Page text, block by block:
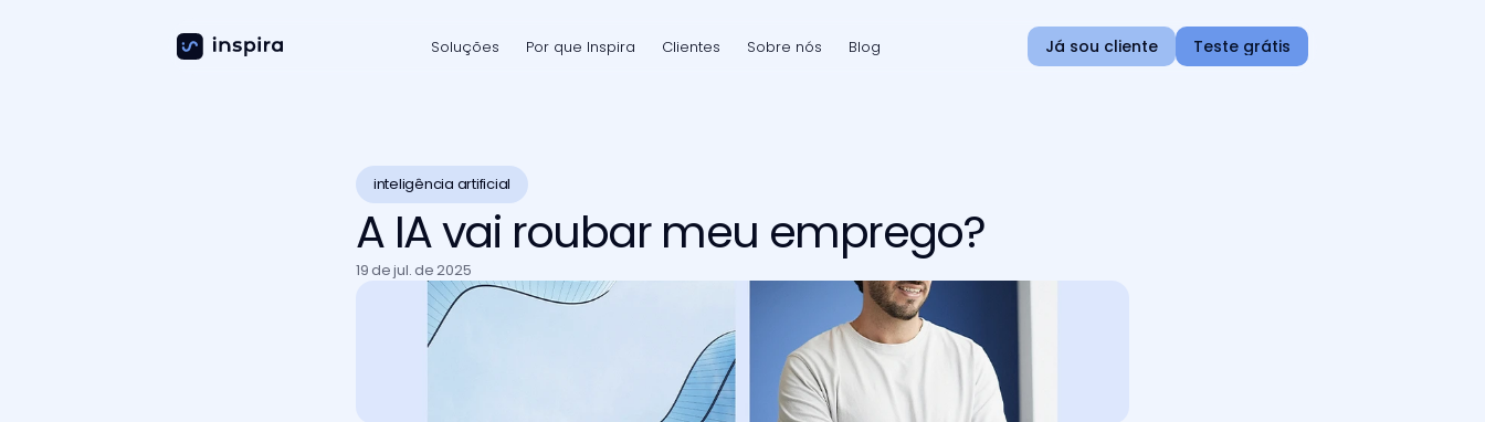
Soluções Por que Inspira Clientes Sobre nós Blog Já sou cliente Teste grátis
inteligência artificial
A IA vai roubar meu emprego?
19 de jul. de 2025